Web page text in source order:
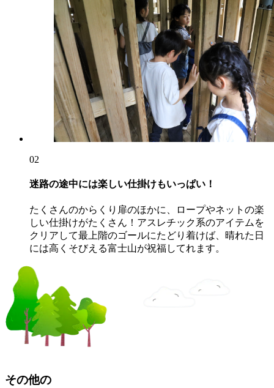
02
迷路の途中には楽しい仕掛けもいっぱい！
たくさんのからくり扉のほかに、ロープやネットの楽
しい仕掛けがたくさん！アスレチック系のアイテムを
クリアして最上階のゴールにたどり着けば、晴れた日
には高くそびえる富士山が祝福してれます。
その他の